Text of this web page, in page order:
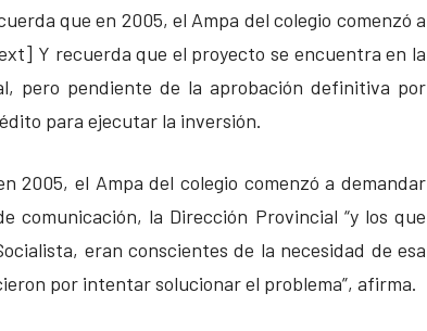
que en 2005, el Ampa del colegio comenzó a
Y recuerda que el proyecto se encuentra en la
pero pendiente de la aprobación definitiva por
para ejecutar la inversión.
2005, el Ampa del colegio comenzó a demandar
comunicación, la Dirección Provincial “y los que
eran conscientes de la necesidad de esa
por intentar solucionar el problema”, afirma.